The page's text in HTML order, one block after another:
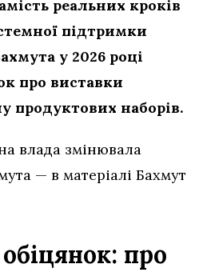
реальних кроків
підтримки
у 2026 році
про виставки
продуктових наборів.
влада змінювала
— в матеріалі Бахмут
про